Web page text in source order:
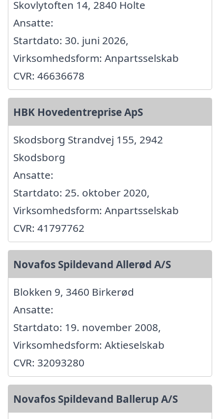
Skovlytoften 14, 2840 Holte
Ansatte:
Startdato: 30. juni 2026,
Virksomhedsform: Anpartsselskab
CVR: 46636678
HBK Hovedentreprise ApS
Skodsborg Strandvej 155, 2942
Skodsborg
Ansatte:
Startdato: 25. oktober 2020,
Virksomhedsform: Anpartsselskab
CVR: 41797762
Novafos Spildevand Allerød A/S
Blokken 9, 3460 Birkerød
Ansatte:
Startdato: 19. november 2008,
Virksomhedsform: Aktieselskab
CVR: 32093280
Novafos Spildevand Ballerup A/S